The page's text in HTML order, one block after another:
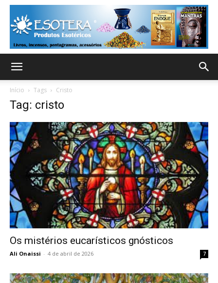
Início Tags Cristo
Tag: cristo
Os mistérios eucarísticos gnósticos
Ali Onaissi - 4 de abril de 2026 7